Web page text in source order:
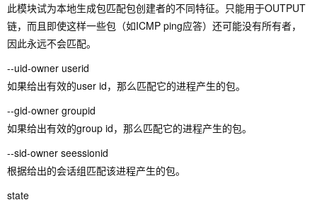
此模块试为本地生成包匹配包创建者的不同特征。只能用于OUTPUT
链，而且即使这样一些包（如ICMP ping应答）还可能没有所有者，
因此永远不会匹配。
--uid-owner userid
如果给出有效的user id，那么匹配它的进程产生的包。
--gid-owner groupid
如果给出有效的group id，那么匹配它的进程产生的包。
--sid-owner seessionid
根据给出的会话组匹配该进程产生的包。
state